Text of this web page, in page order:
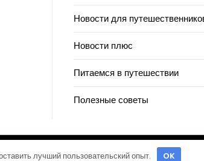
Новости для
Новости плюс
Питаемся в путешествии
Полезные советы
лучший пользовательский опыт. OK